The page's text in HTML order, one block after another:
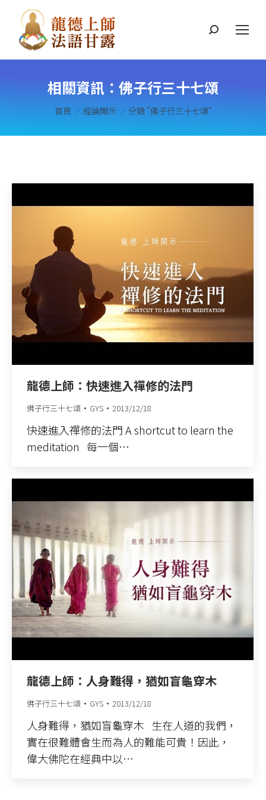
搜
相關資訊： 佛子行三十七頌
您在這裡：
首頁 經論開示 分類 "佛子行三十七頌"
龍德上師：快速進入禪修的法門
佛子行三十七頌 GYS 2013/12/18
快速進入禪修的法門 A shortcut to learn the
meditation 每一個…
龍德上師：人身難得，猶如盲龜穿木
佛子行三十七頌 GYS 2013/12/18
人身難得，猶如盲龜穿木 生在人道的我們，
實在很難體會生而為人的難能可貴！因此，
偉大佛陀在經典中以…